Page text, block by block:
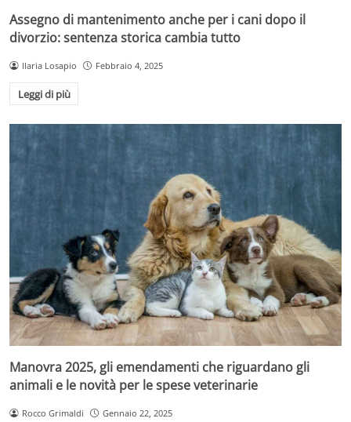
Assegno di mantenimento anche per i cani dopo il
divorzio: sentenza storica cambia tutto
Ilaria Losapio Febbraio 4, 2025
Leggi di più
Manovra 2025, gli emendamenti che riguardano gli
animali e le novità per le spese veterinarie
Rocco Grimaldi Gennaio 22, 2025